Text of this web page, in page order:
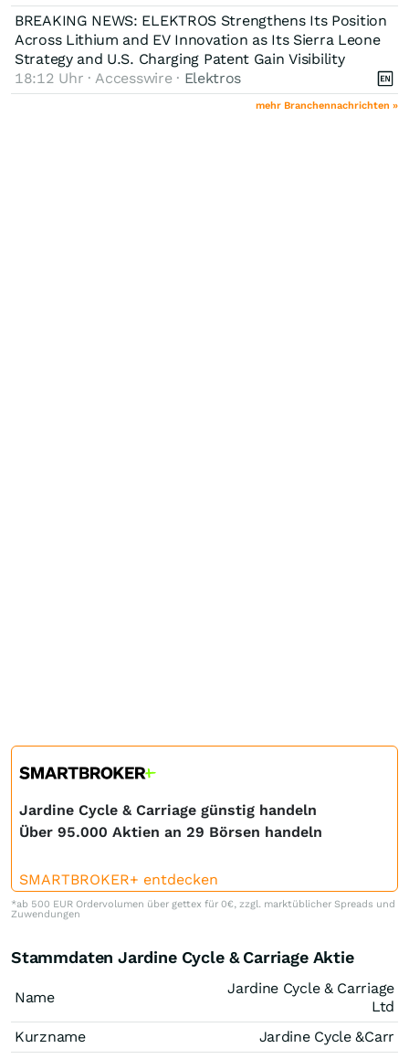
BREAKING NEWS: ELEKTROS Strengthens Its Position
Across Lithium and EV Innovation as Its Sierra Leone
Strategy and U.S. Charging Patent Gain Visibility
18:12 Uhr · Accesswire · Elektros
mehr Branchennachrichten »
Jardine Cycle & Carriage günstig handeln
Über 95.000 Aktien an 29 Börsen handeln
SMARTBROKER+ entdecken
*ab 500 EUR Ordervolumen über gettex für 0€, zzgl. marktüblicher Spreads und
Zuwendungen
Stammdaten Jardine Cycle & Carriage Aktie
Name
Jardine Cycle & Carriage
Ltd
Kurzname
Jardine Cycle &Carr